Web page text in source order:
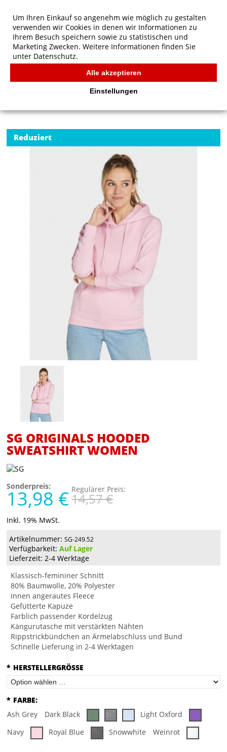
SG Originals Hooded Sweatshirt Women
Reduziert
SG ORIGINALS HOODED
SWEATSHIRT WOMEN
Sonderpreis:
13,98 € Regulärer Preis:
14,57 €
Inkl. 19% MwSt.
Artikelnummer: SG-249.52
Verfügbarkeit:Auf Lager
Lieferzeit: 2-4 Werktage
Klassisch-femininer Schnitt
80% Baumwolle, 20% Polyester
Innen angerautes Fleece
Gefütterte Kapuze
Farblich passender Kordelzug
Kängurutasche mit verstärkten Nähten
Rippstrickbündchen an Ärmelabschluss und Bund
Schnelle Lieferung in 2-4 Werktagen
* HERSTELLERGRÖSSE
* FARBE:
Ash Grey
Dark Black
Light Oxford
Navy
Royal Blue Snowwhite Weinrot
Um Ihren Einkauf so angenehm wie möglich zu gestalten
verwenden wir Cookies in denen wir Informationen zu
Ihrem Besuch speichern sowie zu statistischen und
Marketing Zwecken. Weitere Informationen finden Sie
unter Datenschutz.
Alle akzeptieren
Einstellungen